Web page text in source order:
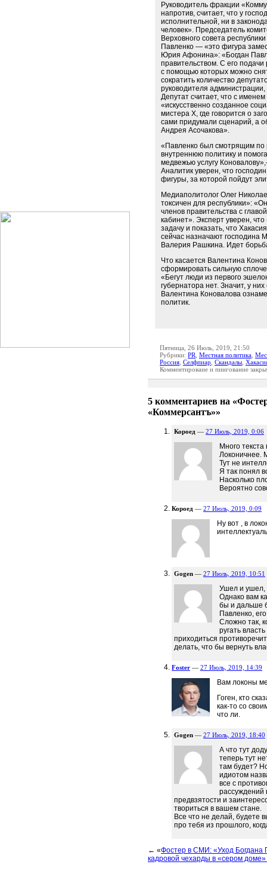
Руководитель фракции
напротив, считает, что у
исполнительной, ни в
человек». Председатель
Верховного совета
Павленко — «это фигура
Юрия Афонина»: «Богдан
правительством. С его
с помощью которых можно
сократить количество
руководителя
Депутат считает, что с
«искусственно созданное
мистера Х, где говорится о
сами придумали сценарий, а
Андрея Асочакова».
«Павленко был смотрящим по
внутреннюю политику и
медвежью услугу
Аналитик уверен, что
фигуры, за которой пойдут
Медиаполитолог Олег
токсичен для республики»:
членов правительства с
кабинет». Эксперт уверен,
задачу и показать, что
сейчас назначают
Валерия Рашкина. Идет
Что касается Валентина
сформировать сильную
«Бегут люди из первого
губернатора нет. Значит, у
Валентина Коновалова
политик.
Пятница, 26 Июль, 2019, 21:50
Рубрики: PR Местная политика
Россия Селфпиар Скандалы
Комментироваие и пингование
5 комментариев на
«Коммерсантъ»»
Короед — 27 Июль, 2019, 0:06
Много
Локоничнее.
Тут не
Я так понял
Насколько
Вероятно
Короед — 27 Июль, 2019, 0:09
Ну вот , в
Gogen — 27 Июль, 2019, 10:51
Ушел и ушел,
Однако вам
бы и дальше
Павленко,
Сложно так,
ругать
приходиться
делать, что бы вернуть
Foster — 27 Июль, 2019, 14:39
Вам локоны
Гоген, кто
как-то со
что ли.
Gogen — 27 Июль, 2019, 18:40
А что тут
теперь тут
там будет?
идиотом
все с
рассуждений
предвзятости и
твориться в вашем стане.
Все что не делай, будете
про тебя из прошлого,
← «Фостер в СМИ: «Уход Богдана
кадровой чехарды в «сером